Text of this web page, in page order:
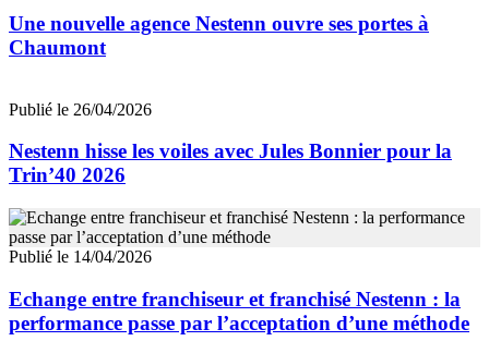
Une nouvelle agence Nestenn ouvre ses portes à
Chaumont
Publié le 26/04/2026
Nestenn hisse les voiles avec Jules Bonnier pour la
Trin’40 2026
Publié le 14/04/2026
Echange entre franchiseur et franchisé Nestenn : la
performance passe par l’acceptation d’une méthode